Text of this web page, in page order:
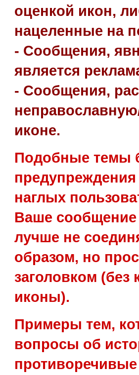
оценкой икон,
нацеленные на
- Сообщения,
является
- Сообщения,
иконе.
Подобные темы
наглых
Ваше
лучше не
образом, но
заголовком (без
иконы).
Примеры тем,
вопросы об